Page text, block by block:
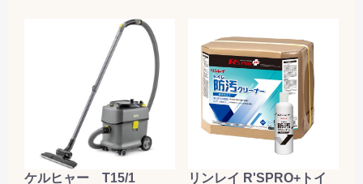
ケルヒャー T15/1
リンレイ R'SPRO+トイ